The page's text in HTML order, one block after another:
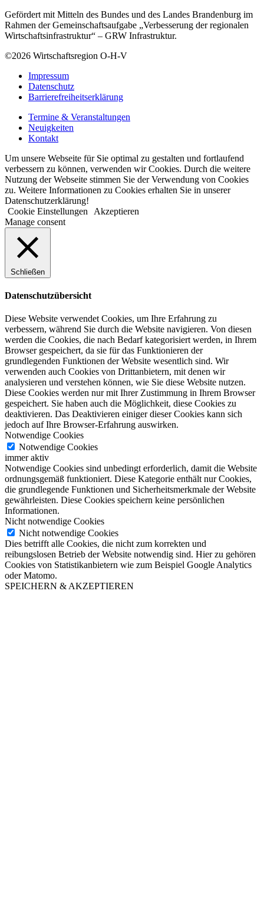
Gefördert mit Mitteln des Bundes und des Landes Brandenburg im
Rahmen der Gemeinschaftsaufgabe „Verbesserung der regionalen
Wirtschaftsinfrastruktur“ – GRW Infrastruktur.
©2026 Wirtschaftsregion O-H-V
Impressum
Datenschutz
Barrierefreiheitserklärung
Termine & Veranstaltungen
Neuigkeiten
Kontakt
Um unsere Webseite für Sie optimal zu gestalten und fortlaufend
verbessern zu können, verwenden wir Cookies. Durch die weitere
Nutzung der Webseite stimmen Sie der Verwendung von Cookies
zu. Weitere Informationen zu Cookies erhalten Sie in unserer
Datenschutzerklärung!
Cookie Einstellungen
Akzeptieren
Manage consent
Schließen
Datenschutzübersicht
Diese Website verwendet Cookies, um Ihre Erfahrung zu
verbessern, während Sie durch die Website navigieren. Von diesen
werden die Cookies, die nach Bedarf kategorisiert werden, in Ihrem
Browser gespeichert, da sie für das Funktionieren der
grundlegenden Funktionen der Website wesentlich sind. Wir
verwenden auch Cookies von Drittanbietern, mit denen wir
analysieren und verstehen können, wie Sie diese Website nutzen.
Diese Cookies werden nur mit Ihrer Zustimmung in Ihrem Browser
gespeichert. Sie haben auch die Möglichkeit, diese Cookies zu
deaktivieren. Das Deaktivieren einiger dieser Cookies kann sich
jedoch auf Ihre Browser-Erfahrung auswirken.
Notwendige Cookies
Notwendige Cookies
immer aktiv
Notwendige Cookies sind unbedingt erforderlich, damit die Website
ordnungsgemäß funktioniert. Diese Kategorie enthält nur Cookies,
die grundlegende Funktionen und Sicherheitsmerkmale der Website
gewährleisten. Diese Cookies speichern keine persönlichen
Informationen.
Nicht notwendige Cookies
Nicht notwendige Cookies
Dies betrifft alle Cookies, die nicht zum korrekten und
reibungslosen Betrieb der Website notwendig sind. Hier zu gehören
Cookies von Statistikanbietern wie zum Beispiel Google Analytics
oder Matomo.
SPEICHERN & AKZEPTIEREN